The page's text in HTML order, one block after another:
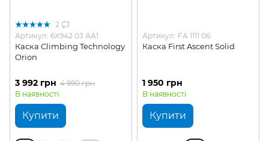
2
Артикул: 6X942 03 AA1
Каска Climbing Technology
Orion
3 992 грн 4 990 грн
В наявності
Купити
Артикул: FA 1111 06
Каска First Ascent Solid
1 950 грн
В наявності
Купити